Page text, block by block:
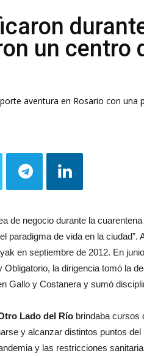
un centro
aventura en Rosario con
de negocio durante la
paradigma de vida en la
en septiembre de 2012. En
Obligatorio, la dirigencia tomó la
Gallo y Costanera y sumó
Lado del Río brindaba cursos
y alcanzar distintos puntos
y las restricciones